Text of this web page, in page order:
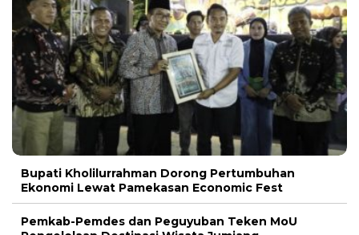
Bupati Kholilurrahman Dorong Pertumbuhan
Ekonomi Lewat Pamekasan Economic Fest
Pemkab-Pemdes dan Peguyuban Teken MoU